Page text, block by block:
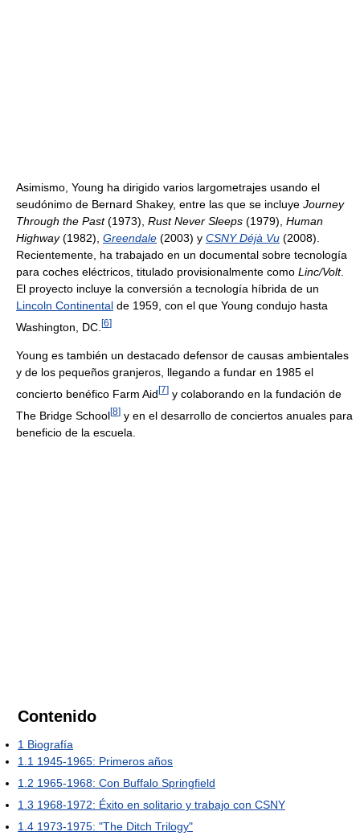
Asimismo, Young ha dirigido varios largometrajes usando el
seudónimo de Bernard Shakey, entre las que se incluye Journey
Through the Past(1973), Rust Never Sleeps (1979), Human
Highway(1982), Greendale (2003) y CSNY Déjà Vu (2008).
Recientemente, ha trabajado en un documental sobre tecnología
para coches eléctricos, titulado provisionalmente como Linc/Volt.
El proyecto incluye la conversión a tecnología híbrida de un
Lincoln Continental de 1959, con el que Young condujo hasta
Washington, DC. [6]
Young es también un destacado defensor de causas ambientales
y de los pequeños granjeros, llegando a fundar en 1985 el
concierto benéfico Farm Aid [7] y colaborando en la fundación de
The Bridge School[8] y en el desarrollo de conciertos anuales para
beneficio de la escuela.
Contenido
1 Biografía
1.1 1945-1965: Primeros años
1.2 1965-1968: Con Buffalo Springfield
1.3 1968-1972: Éxito en solitario y trabajo con CSNY
1.4 1973-1975: "The Ditch Trilogy"